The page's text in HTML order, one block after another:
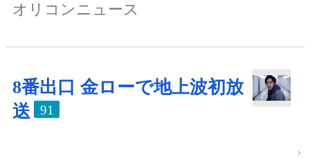
オリコンニュース
8番出口 金ローで地上波初放
送
91